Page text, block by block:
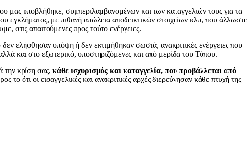
μας υποβλήθηκε, συμπεριλαμβανομένων και των καταγγελιών τους για τα
εγκλήματος, με πιθανή απώλεια αποδεικτικών στοιχείων κλπ, που άλλωστε
στις απαιτούμενες προς τούτο ενέργειες.
ελήφθησαν υπόψη ή δεν εκτιμήθηκαν σωστά, ανακριτικές ενέργειες που
και στο εξωτερικό, υποστηριζόμενες και από μερίδα του Τύπου.
την κρίση σας, κάθε ισχυρισμός και καταγγελία, που προβάλλεται από
ότι οι εισαγγελικές και ανακριτικές αρχές διερεύνησαν κάθε πτυχή της